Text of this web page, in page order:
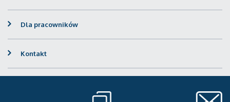
Dla pracowników
Kontakt